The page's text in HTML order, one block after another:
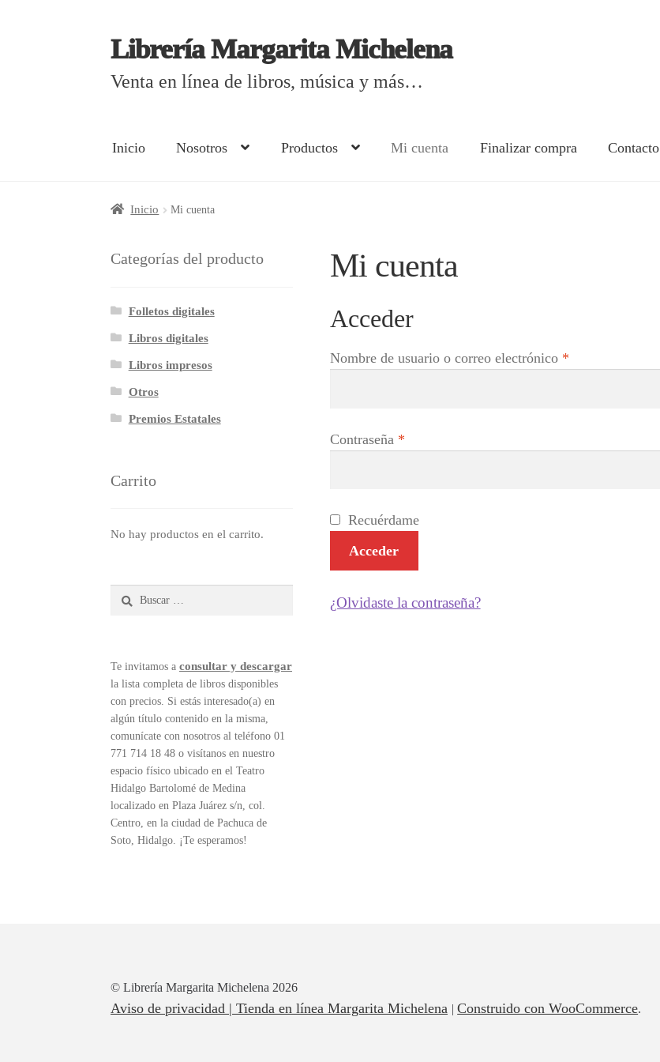
Saltar
navegación
Ir
contenido
Librería Margarita Michelena
Venta en línea de libros, música y más…
Inicio Nosotros Productos Mi cuenta Finalizar compra Contacto
Inicio¿Cómo comprar?
Curso en línea de elaboración de libros electrónicos
Inicio Mi cuenta
Mi cuenta
Acceder
Nombre de usuario o correo electrónico *Obligatorio
Contraseña *Obligatorio
Recuérdame
Acceder
¿Olvidaste la contraseña?
Categorías del producto
Folletos digitales
Libros digitales
Libros impresos
Otros
Premios Estatales
Carrito
No hay productos en el carrito.
Te invitamos aconsultar y descargar
la lista completa de libros disponibles
con precios. Si estás interesado(a) en
algún título contenido en la misma,
comunícate con nosotros al teléfono 01
771 714 18 48 o visítanos en nuestro
espacio físico ubicado en el Teatro
Hidalgo Bartolomé de Medina
localizado en Plaza Juárez s/n, col.
Centro, en la ciudad de Pachuca de
Soto, Hidalgo. ¡Te esperamos!
© Librería Margarita Michelena 2026
Aviso de privacidad | Tienda en línea Margarita Michelena Construido con WooCommerce.